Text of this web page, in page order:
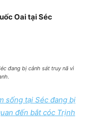
Oai tại Séc
đang bị cảnh sát truy nã vì
sống tại Séc đang bị
đến bắt cóc Trịnh